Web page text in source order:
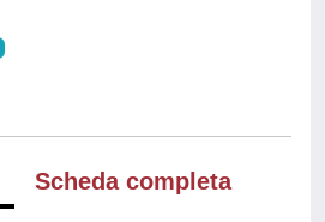
Scheda completa